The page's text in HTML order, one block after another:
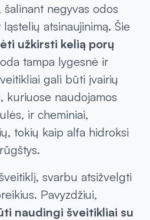
negyvas odos
atsinaujinimą. Šie
užkirsti kelią porų
tampa lygesnė ir
gali būti įvairių
kuriuose naudojamos
ir cheminiai,
tokių kaip alfa hidroksi
svarbu atsižvelgti
Pavyzdžiui,
naudingi šveitikliai su